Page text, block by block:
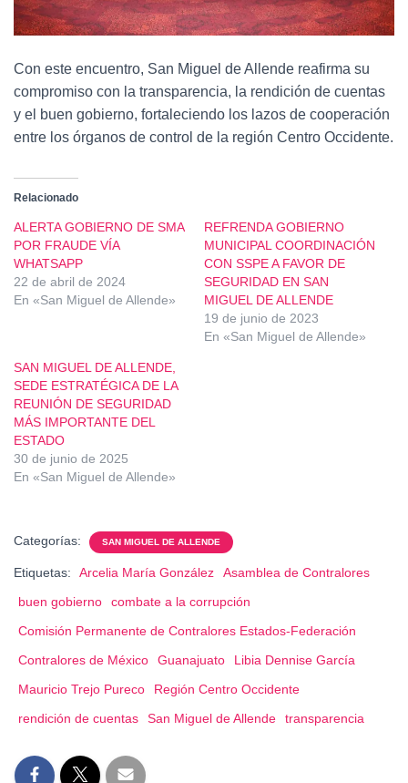
Con este encuentro, San Miguel de Allende reafirma su
compromiso con la transparencia, la rendición de cuentas
y el buen gobierno, fortaleciendo los lazos de cooperación
entre los órganos de control de la región Centro Occidente.
Relacionado
ALERTA GOBIERNO DE SMA
POR FRAUDE VÍA
WHATSAPP
22 de abril de 2024
En «San Miguel de Allende»
REFRENDA GOBIERNO
MUNICIPAL COORDINACIÓN
CON SSPE A FAVOR DE
SEGURIDAD EN SAN
MIGUEL DE ALLENDE
19 de junio de 2023
En «San Miguel de Allende»
SAN MIGUEL DE ALLENDE,
SEDE ESTRATÉGICA DE LA
REUNIÓN DE SEGURIDAD
MÁS IMPORTANTE DEL
ESTADO
30 de junio de 2025
En «San Miguel de Allende»
Categorías: SAN MIGUEL DE ALLENDE
Etiquetas: Arcelia María González
Asamblea de Contralores
buen gobierno
combate a la corrupción
Comisión Permanente de Contralores Estados-Federación
Contralores de México
Guanajuato
Libia Dennise García
Mauricio Trejo Pureco
Región Centro Occidente
rendición de cuentas
San Miguel de Allende transparencia